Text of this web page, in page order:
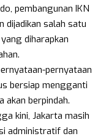
pembangunan IKN
dijadikan salah satu
diharapkan
pernyataan
bersiap mengganti
akan berpindah.
kini, Jakarta masih
administratif dan